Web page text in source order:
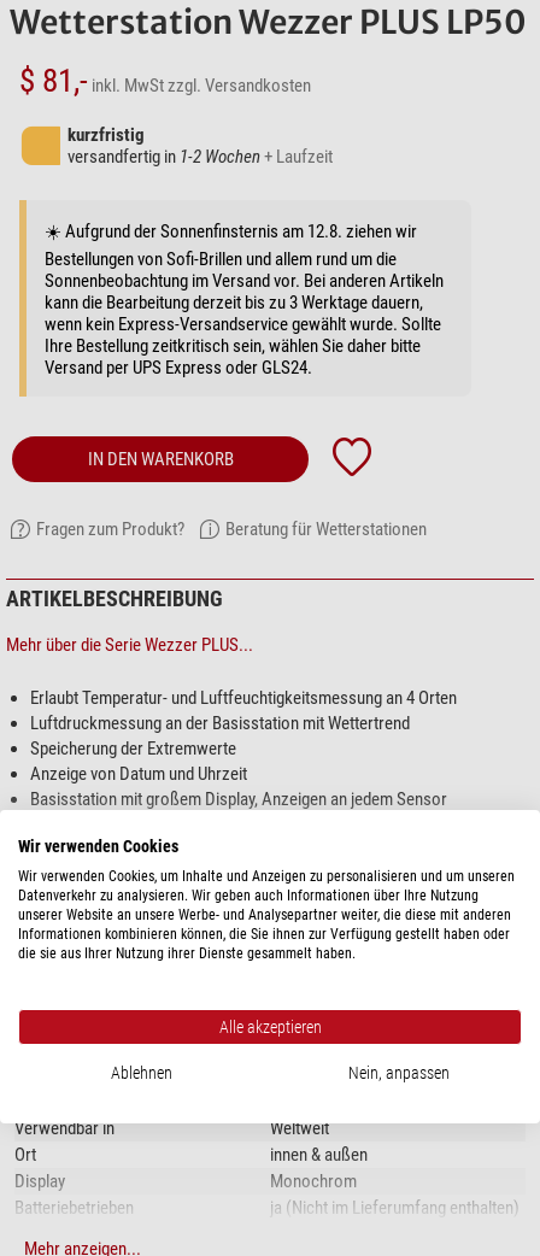
Wetterstation Wezzer PLUS LP50
$ 81,- inkl. MwStzzgl. Versandkosten
kurzfristig
versandfertig in 1-2 Wochen+ Laufzeit
☀️ Aufgrund der Sonnenfinsternis am 12.8. ziehen wir
Bestellungen von Sofi-Brillen und allem rund um die
Sonnenbeobachtung im Versand vor. Bei anderen Artikeln
kann die Bearbeitung derzeit bis zu 3 Werktage dauern,
wenn kein Express-Versandservice gewählt wurde. Sollte
Ihre Bestellung zeitkritisch sein, wählen Sie daher bitte
Versand per UPS Express oder GLS24.
IN DEN WARENKORB
Fragen zum Produkt? Beratung für Wetterstationen
ARTIKELBESCHREIBUNG
Mehr über die Serie Wezzer PLUS...
Erlaubt Temperatur- und Luftfeuchtigkeitsmessung an 4 Orten
Luftdruckmessung an der Basisstation mit Wettertrend
Speicherung der Extremwerte
Anzeige von Datum und Uhrzeit
Basisstation mit großem Display, Anzeigen an jedem Sensor
DieLevenhuk Wezzer PLUS Serie
fortschrittlichen Funktionen. Alle Modelle können die Temperatur und die
Luftfeuchtigkeit messen, einige sind zusätzlich mit Barometer,
Regenmesser und einer Wettervorhersage ausgestattet.
Die meisten Instrumente werden mit drahtlosen Sensoren geliefert. Mit
Veränderungen des Mikroklimas überwachen.
Luftfeuchtigkeit an vier Stellen gleichzeitig erfasst. Die Basisstation zeigt
die in verschiedenen Räumen oder im Freien angebracht werden können.
Neben der Luftfeuchtigkeit und Temperatur misst die Basisstation auch den
Luftdruckund erstellt anhand der Daten eineWettervorhersage für die
Mehr anzeigen...
TECHNISCHE DATEN
Leistung
Frequenz Funk (Mhz)
433,92
Reichweite Funk (m)
Verwendbar in
Weltweit
Ort
innen & außen
Display
Monochrom
Batteriebetrieben
ja (Nicht im Lieferumfang enthalten)
Mehr anzeigen...
Wir verwenden Cookies
Wir verwenden Cookies, um Inhalte und Anzeigen zu personalisieren und um unseren
Datenverkehr zu analysieren. Wir geben auch Informationen über Ihre Nutzung
unserer Website an unsere Werbe- und Analysepartner weiter, die diese mit anderen
Informationen kombinieren können, die Sie ihnen zur Verfügung gestellt haben oder
die sie aus Ihrer Nutzung ihrer Dienste gesammelt haben.
Alle akzeptieren
Ablehnen Nein, anpassen